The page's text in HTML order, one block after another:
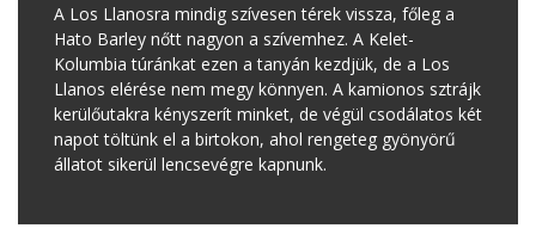
A Los Llanosra mindig szívesen térek vissza, főleg a
Hato Barley nőtt nagyon a szívemhez. A Kelet-
Kolumbia túránkat ezen a tanyán kezdjük, de a Los
Llanos elérése nem megy könnyen. A kamionos sztrájk
kerülőutakra kényszerít minket, de végül csodálatos két
napot töltünk el a birtokon, ahol rengeteg gyönyörű
állatot sikerül lencsevégre kapnunk.